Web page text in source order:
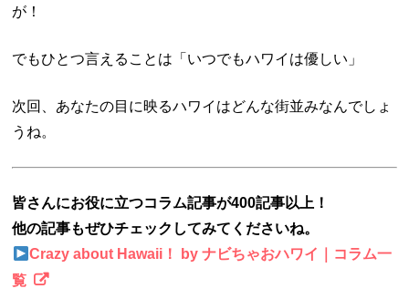
が！
でもひとつ言えることは「いつでもハワイは優しい」
次回、あなたの目に映るハワイはどんな街並みなんでしょ
うね。
皆さんにお役に立つコラム記事が400記事以上！
他の記事もぜひチェックしてみてくださいね。
Crazy about Hawaii！ by ナビちゃおハワイ｜コラム一
覧